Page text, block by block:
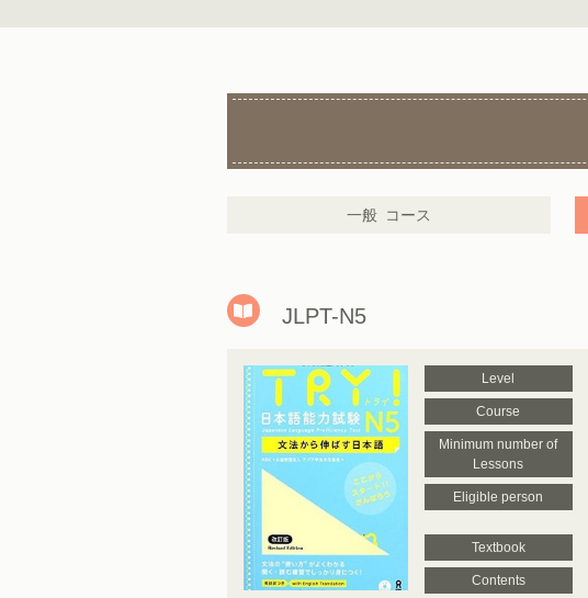
一般 コース
JLPT-N5
Level
Course
Minimum number of
Lessons
Eligible person
Textbook
Contents